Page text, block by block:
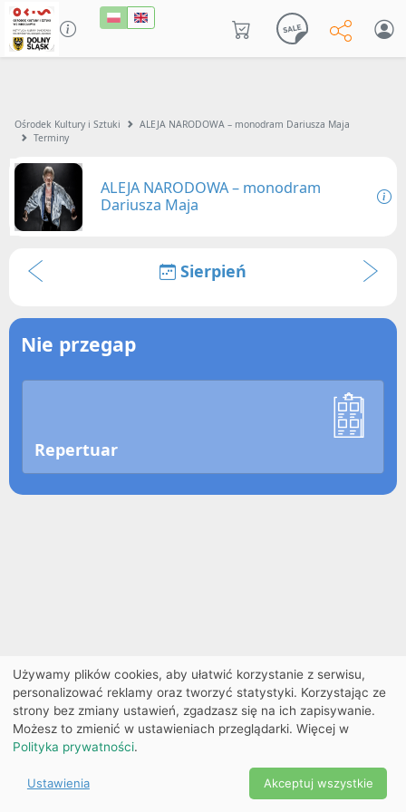
Ośrodek Kultury i Sztuki
ALEJA NARODOWA – monodram Dariusza Maja
Terminy
ALEJA NARODOWA – monodram
Dariusza Maja
Sierpień
Nie przegap
Repertuar
Ekobilet2026 |
Ustawienia
cookies
2026
Używamy plików cookies, aby ułatwić korzystanie z serwisu,
personalizować reklamy oraz tworzyć statystyki. Korzystając ze
strony bez zmiany ustawień, zgadzasz się na ich zapisywanie.
Możesz to zmienić w ustawieniach przeglądarki. Więcej w
Polityka prywatności.
Ustawienia Akceptuj wszystkie